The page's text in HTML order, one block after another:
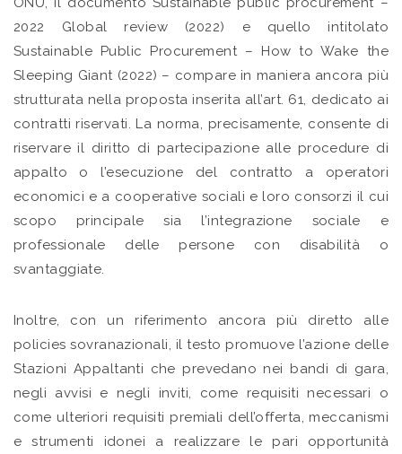
2022 Global review (2022) e quello intitolato
Sustainable Public Procurement – How to Wake the
Sleeping Giant (2022) – compare in maniera ancora più
strutturata nella proposta inserita all’art. 61, dedicato ai
contratti riservati. La norma, precisamente, consente di
riservare il diritto di partecipazione alle procedure di
appalto o l’esecuzione del contratto a operatori
economici e a cooperative sociali e loro consorzi il cui
scopo principale sia l’integrazione sociale e
professionale delle persone con disabilità o
svantaggiate.
Inoltre, con un riferimento ancora più diretto alle
policies sovranazionali, il testo promuove l’azione delle
Stazioni Appaltanti che prevedano nei bandi di gara,
negli avvisi e negli inviti, come requisiti necessari o
come ulteriori requisiti premiali dell’offerta, meccanismi
e strumenti idonei a realizzare le pari opportunità